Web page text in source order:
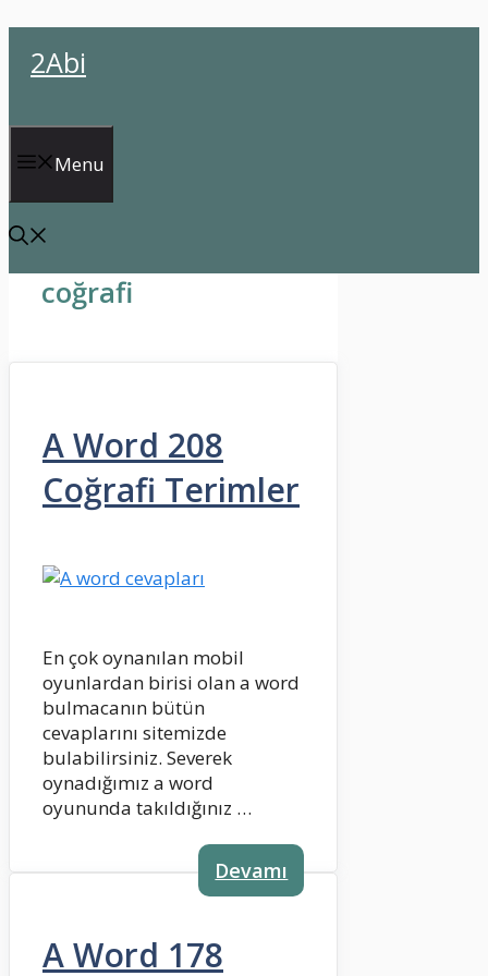
atla2Abi
Menu
coğrafi
A Word 208
Coğrafi Terimler
En çok oynanılan mobil
oyunlardan birisi olan a word
bulmacanın bütün
cevaplarını sitemizde
bulabilirsiniz. Severek
oynadığımız a word
oyununda takıldığınız …
Devamı
A Word 178